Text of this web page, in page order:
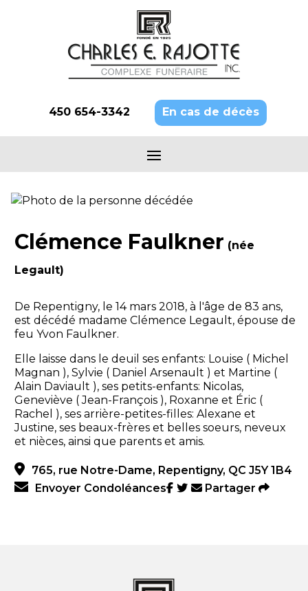
450 654-3342 En cas de décès
Clémence Faulkner (née
Legault)
De Repentigny, le 14 mars 2018, à l'âge de 83 ans,
est décédé madame Clémence Legault, épouse de
feu Yvon Faulkner.
Elle laisse dans le deuil ses enfants: Louise ( Michel
Magnan ), Sylvie ( Daniel Arsenault ) et Martine (
Alain Daviault ), ses petits-enfants: Nicolas,
Geneviève ( Jean-François ), Roxanne et Éric (
Rachel ), ses arrière-petites-filles: Alexane et
Justine, ses beaux-frères et belles soeurs, neveux
et nièces, ainsi que parents et amis.
765, rue Notre-Dame, Repentigny, QC J5Y 1B4
Envoyer Condoléances
Partager